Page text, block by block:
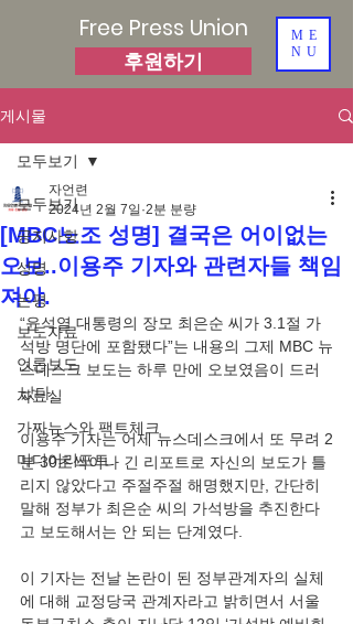
Free Press Union
후원하기
ME
NU
게시물
모두보기
공지사항
성명
논평
보도자료
언론보도
자료실
가짜뉴스와 팩트체크
미디어리포트
모두보기
[MBC노조 성명] 결국은 어이없는
오보..이용주 기자와 관련자들 책임
져야.
자언련
2024년 2월 7일 2분 분량
“윤석열 대통령의 장모 최은순 씨가 3.1절 가
석방 명단에 포함됐다”는 내용의 그제 MBC 뉴
스데스크 보도는 하루 만에 오보였음이 드러
났다.
이용주 기자는 어제 뉴스데스크에서 또 무려 2
분 30초씩이나 긴 리포트로 자신의 보도가 틀
리지 않았다고 주절주절 해명했지만, 간단히
말해 정부가 최은순 씨의 가석방을 추진한다
고 보도해서는 안 되는 단계였다.
이 기자는 전날 논란이 된 정부관계자의 실체
에 대해 교정당국 관계자라고 밝히면서 서울